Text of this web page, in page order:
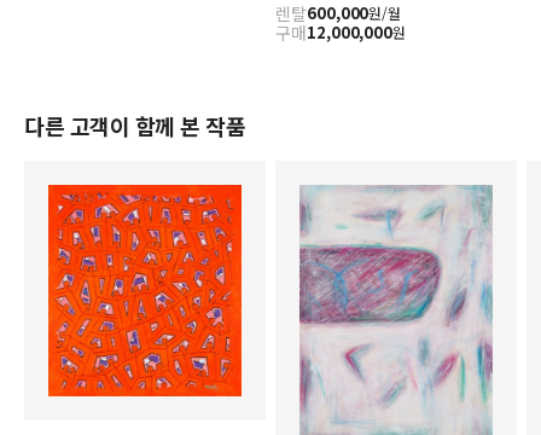
렌탈600,000원/월
구매12,000,000원
다른 고객이 함께 본 작품